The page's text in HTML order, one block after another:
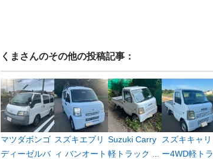
くま さんのその他の投稿記事：
マツダボンゴ
ディーゼルバ
スズキエブリ
ィ バンオート
Suzuki Carry
軽トラック ...
スズキキャリ
ー4WD軽トラ